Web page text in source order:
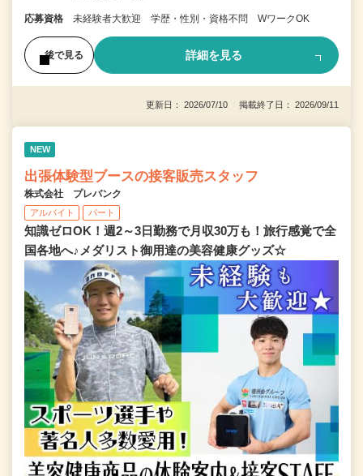
応募資格 未経験者大歓迎 学歴・性別・資格不問 WワークOK
後で見る 詳細を見る
更新日： 2026/07/10 掲載終了日： 2026/09/11
NEW
出張体験型ブースの接客販売スタッフ
株式会社 プレバンク
アルバイト パート
知識ゼロOK！週2～3日勤務で月収30万も！旅行感覚で全
国各地へ♪メダリスト御用達の美容健康グッズ☆